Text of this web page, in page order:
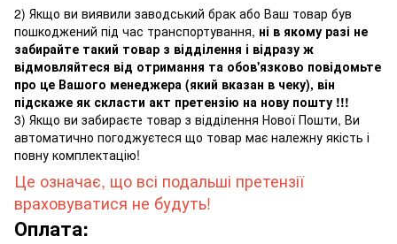
2) Якщо ви виявили заводський брак або Ваш товар був
пошкоджений під час транспортування, ні в якому разі не
забирайте такий товар з відділення і відразу ж
відмовляйтеся від отримання та обов'язково повідомьте
про це Вашого менеджера (який вказан в чеку), він
підскаже як скласти акт претензію на нову пошту !!!
3) Якщо ви забираєте товар з відділення Нової Пошти, Ви
автоматично погоджуєтеся що товар має належну якість і
повну комплектацію!
Це означає, що всі подальші претензії
враховуватися не будуть!
Оплата: